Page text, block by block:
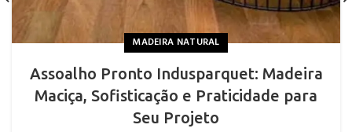
MADEIRA NATURAL
Assoalho Pronto Indusparquet: Madeira
Maciça, Sofisticação e Praticidade para
Seu Projeto